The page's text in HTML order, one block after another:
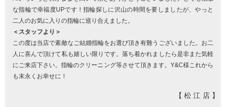
な指輪で幸福度UPです！指輪探しに沢山の時間を要しましたが、やっと
二人のお気に入りの指輪に巡り合えました。
＜スタッフより＞
この度は当店で素敵なご結婚指輪をお選び頂き有難うございました。お二
人に喜んで頂けて私も嬉しい限りです。落ち着かれましたら是非また気軽
にご来店下さい。指輪のクリーニング等させて頂きます。Y&C様これから
も末永くお幸せに！
【松江店】